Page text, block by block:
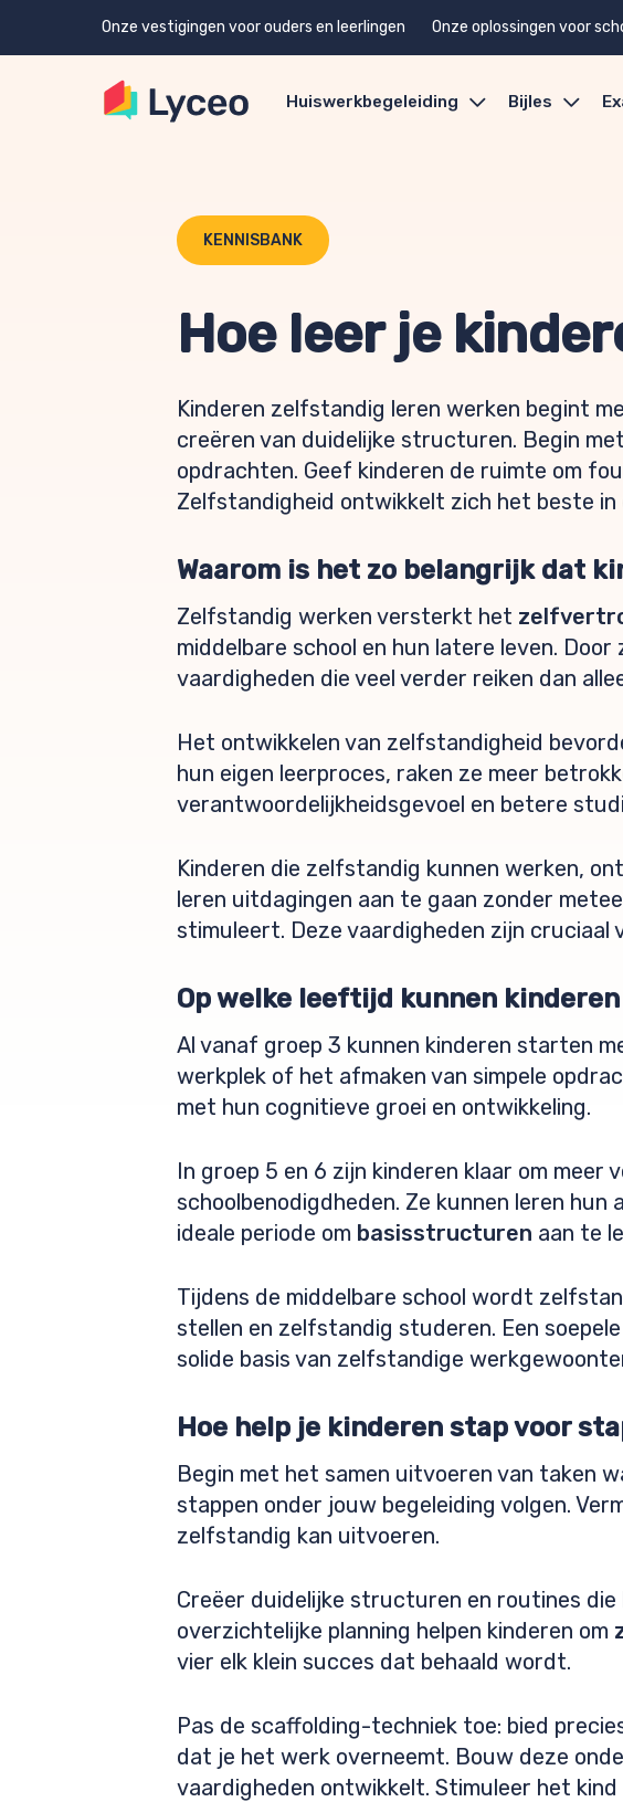
Onze vestigingen voor ouders en leerlingen Onze oplossingen voor
Huiswerkbegeleiding Bijles
KENNISBANK
Hoe leer je
Kinderen zelfstandig leren werken begint
creëren van duidelijke structuren. Begin
opdrachten. Geef kinderen de ruimte om
Zelfstandigheid ontwikkelt zich het beste
Waarom is het zo belangrijk dat
Zelfstandig werken versterkt het
middelbare school en hun latere leven.
vaardigheden die veel verder reiken dan
Het ontwikkelen van zelfstandigheid
hun eigen leerproces, raken ze meer
verantwoordelijkheidsgevoel en betere
Kinderen die zelfstandig kunnen werken,
leren uitdagingen aan te gaan zonder
stimuleert. Deze vaardigheden zijn cruciaal
Op welke leeftijd kunnen
Al vanaf groep 3 kunnen kinderen starten
werkplek of het afmaken van simpele
met hun cognitieve groei en ontwikkeling.
In groep 5 en 6 zijn kinderen klaar om
schoolbenodigdheden. Ze kunnen leren
ideale periode om basisstructuren aan te
Tijdens de middelbare school wordt
stellen en zelfstandig studeren. Een
solide basis van zelfstandige
Hoe help je kinderen stap voor
Begin met het samen uitvoeren van taken
stappen onder jouw begeleiding volgen.
zelfstandig kan uitvoeren.
Creëer duidelijke structuren en routines
overzichtelijke planning helpen kinderen om
vier elk klein succes dat behaald wordt.
Pas de scaffolding-techniek toe: bied
dat je het werk overneemt. Bouw deze
vaardigheden ontwikkelt. Stimuleer het